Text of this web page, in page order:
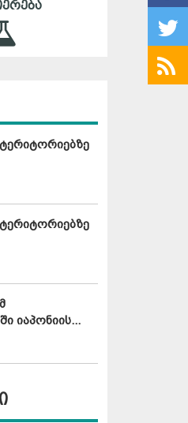
იაპონიის...